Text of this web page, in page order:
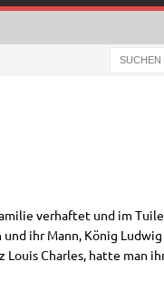
ver­haf­tet und im
ihr Mann, König
Charles, hat­te man